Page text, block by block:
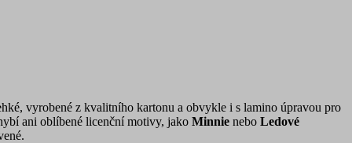
vyrobené z kvalitního kartonu a obvykle i s lamino úpravou pro
ani oblíbené licenční motivy, jako Minnie nebo Ledové